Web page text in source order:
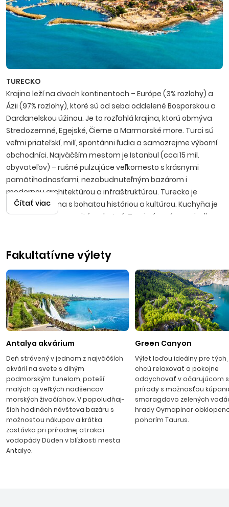
TURECKO
Krajina leží na dvoch kontinentoch – Európe (3% rozlohy) a
Ázii (97% rozlohy), ktoré sú od seba oddelené Bosporskou a
Dardanelskou úžinou. Je to rozľahlá krajina, ktorú obmýva
Stredozemné, Egejské, Čierne a Marmarské more. Turci sú
veľmi priateľskí, milí, spontánni ľudia a samo­zrejme výborní
obchodníci. Najväčším mestom je Istanbul (cca 15 mil.
obyvateľov) – rušné pulzujúce veľkomesto s krásnymi
pamätihodnosťami, nezabudnuteľným bazá­rom i
modernou architektúrou a infraštruktúrou. Turecko je
nádherná krajina s bohatou históriou a kultúrou. Kuchyňa je
mimoriadne rozmanitá a chutná, Turci sú v príprave jedla
už s First minute zľavami alebo ako Last minute dovolenku,
Letecké zá­jazdy sú realizované s odletmi z Bratislavy, Košíc
a Popradu na letisko v Antalyi.
Side
Side patrí medzi najvyhľadávanejšie turecké letoviská na
prežitie vysnívanej dovolenky. Leží na brehoch
Stredozemného mora cca 65 km východne od Antalye.
amfiteáter z 2. storočia, bývalé rímske kúpele a ďalšie
pamiatky. Stredisko je známe upravenými piesočnatými
pláža­mi s pozvoľným vstupom do mora a modernými
hotelmi s kva­litnými službami. Strediská patriace do oblasti
Side: Gündogdu, Colakli, Evrenseki, Kumköy, Titreyengöl,
Kizilagac, Kizilot. Transfer z le­tiska v Antalyi do Side trvá
približne 1 hod. 15 minút.
Čítať viac
Fakultatívne výlety
Antalya akvárium
Deň strávený v jednom z najväčších
ak­várií na svete s dlhým
podmorským tunelom, poteší
malých aj veľkých nadšencov
morských živočíchov. V popoludňaj­
ších hodinách návšteva bazáru s
možnosťou nákupov a krát­ka
zastávka pri prírodnej atrakcii
vodopády Düden v blízkosti mesta
Antalye.
Green Canyon
Výlet loďou ideálny pre
chcú relaxovať a pokojne
oddychovať v očarujúcom
prírody s možnosťou
smaragdovo zelených
hrady Oymapinar
pohorím Taurus.